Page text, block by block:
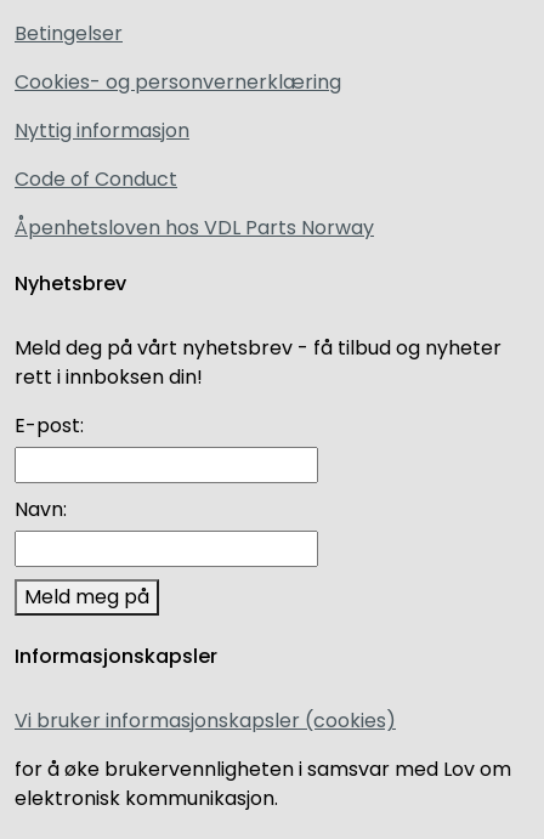
Betingelser
Cookies- og personvernerklæring
Nyttig informasjon
Code of Conduct
Åpenhetsloven hos VDL Parts Norway
Nyhetsbrev
Meld deg på vårt nyhetsbrev - få tilbud og nyheter
rett i innboksen din!
E-post:
Navn:
Meld meg på
Informasjonskapsler
Vi bruker informasjonskapsler (cookies)
for å øke brukervennligheten i samsvar med Lov om
elektronisk kommunikasjon.